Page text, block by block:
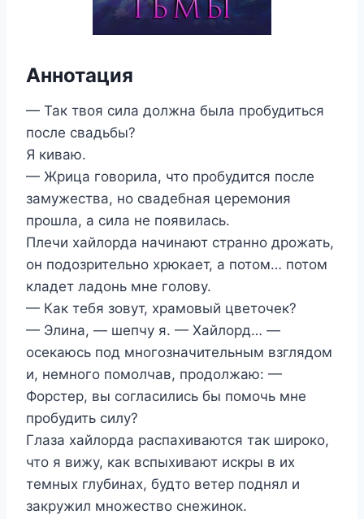
Аннотация
— Так твоя сила должна была пробудиться
после свадьбы?
Я киваю.
— Жрица говорила, что пробудится после
замужества, но свадебная церемония
прошла, а сила не появилась.
Плечи хайлорда начинают странно дрожать,
он подозрительно хрюкает, а потом… потом
кладет ладонь мне голову.
— Как тебя зовут, храмовый цветочек?
— Элина, — шепчу я. — Хайлорд… —
осекаюсь под многозначительным взглядом
и, немного помолчав, продолжаю: —
Форстер, вы согласились бы помочь мне
пробудить силу?
Глаза хайлорда распахиваются так широко,
что я вижу, как вспыхивают искры в их
темных глубинах, будто ветер поднял и
закружил множество снежинок.